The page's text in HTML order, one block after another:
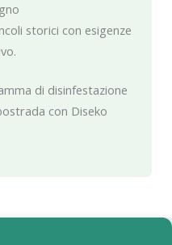
storici con esigenze
di disinfestazione
con Diseko